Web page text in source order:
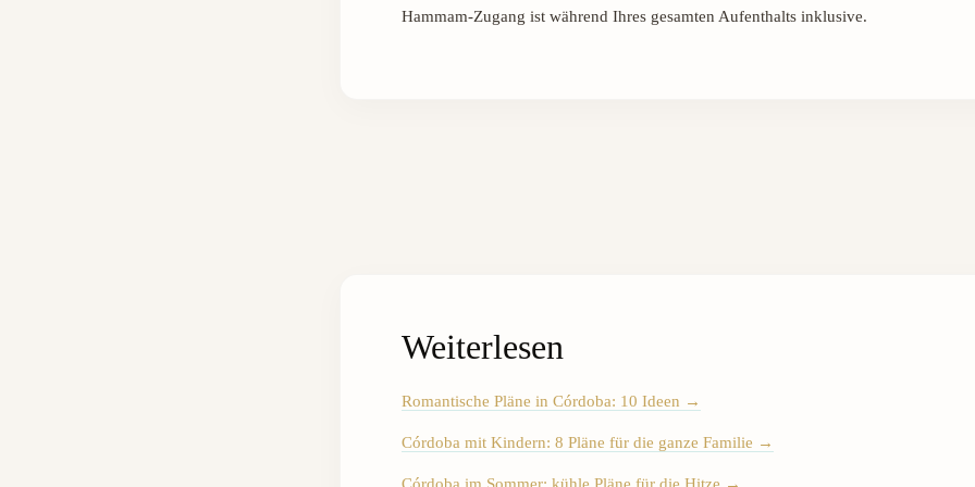
Hammam-Zugang ist während Ihres gesamten Aufenthalts inklusive.
Weiterlesen
Romantische Pläne in Córdoba: 10 Ideen →
Córdoba mit Kindern: 8 Pläne für die ganze Familie →